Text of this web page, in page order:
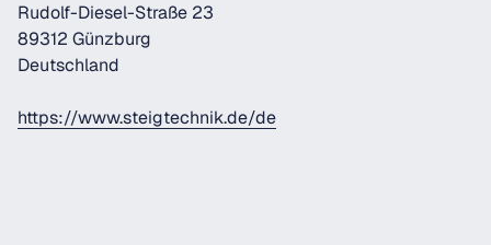
Rudolf-Diesel-Straße 23
89312 Günzburg
Deutschland
https://www.steigtechnik.de/de